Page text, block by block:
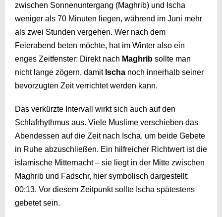
zwischen Sonnenuntergang (Maghrib) und Ischa
weniger als 70 Minuten liegen, während im Juni mehr
als zwei Stunden vergehen. Wer nach dem
Feierabend beten möchte, hat im Winter also ein
enges Zeitfenster: Direkt nach Maghrib sollte man
nicht lange zögern, damit Ischa noch innerhalb seiner
bevorzugten Zeit verrichtet werden kann.
Das verkürzte Intervall wirkt sich auch auf den
Schlafrhythmus aus. Viele Muslime verschieben das
Abendessen auf die Zeit nach Ischa, um beide Gebete
in Ruhe abzuschließen. Ein hilfreicher Richtwert ist die
islamische Mitternacht – sie liegt in der Mitte zwischen
Maghrib und Fadschr, hier symbolisch dargestellt:
00:13. Vor diesem Zeitpunkt sollte Ischa spätestens
gebetet sein.